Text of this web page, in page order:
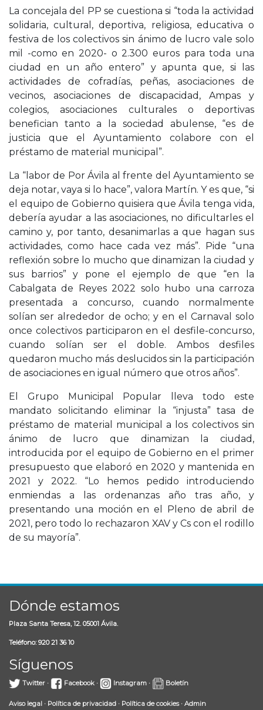
La concejala del PP se cuestiona si “toda la actividad
solidaria, cultural, deportiva, religiosa, educativa o
festiva de los colectivos sin ánimo de lucro vale solo
mil -como en 2020- o 2.300 euros para toda una
ciudad en un año entero” y apunta que, si las
actividades de cofradías, peñas, asociaciones de
vecinos, asociaciones de discapacidad, Ampas y
colegios, asociaciones culturales o deportivas
benefician tanto a la sociedad abulense, “es de
justicia que el Ayuntamiento colabore con el
préstamo de material municipal”.
La “labor de Por Ávila al frente del Ayuntamiento se
deja notar, vaya si lo hace”, valora Martín. Y es que, “si
el equipo de Gobierno quisiera que Ávila tenga vida,
debería ayudar a las asociaciones, no dificultarles el
camino y, por tanto, desanimarlas a que hagan sus
actividades, como hace cada vez más”. Pide “una
reflexión sobre lo mucho que dinamizan la ciudad y
sus barrios” y pone el ejemplo de que “en la
Cabalgata de Reyes 2022 solo hubo una carroza
presentada a concurso, cuando normalmente
solían ser alrededor de ocho; y en el Carnaval solo
once colectivos participaron en el desfile-concurso,
cuando solían ser el doble. Ambos desfiles
quedaron mucho más deslucidos sin la participación
de asociaciones en igual número que otros años”.
El Grupo Municipal Popular lleva todo este
mandato solicitando eliminar la “injusta” tasa de
préstamo de material municipal a los colectivos sin
ánimo de lucro que dinamizan la ciudad,
introducida por el equipo de Gobierno en el primer
presupuesto que elaboró en 2020 y mantenida en
2021 y 2022. “Lo hemos pedido introduciendo
enmiendas a las ordenanzas año tras año, y
presentando una moción en el Pleno de abril de
2021, pero todo lo rechazaron XAV y Cs con el rodillo
de su mayoría”.
Dónde estamos
Plaza Santa Teresa, 12. 05001 Ávila.
Teléfono: 920 21 36 10
Síguenos
Twitter · Facebook · Instagram · Boletín
Aviso legal · Política de privacidad · Política de cookies· Admin